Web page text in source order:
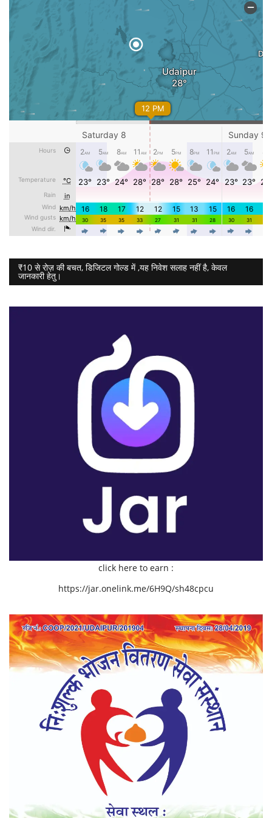
₹10 से रोज़ की बचत, डिजिटल गोल्ड में ,यह निवेश सलाह नहीं है, केवल
जानकारी हेतु।
click here to earn :
https://jar.onelink.me/6H9Q/sh48cpcu